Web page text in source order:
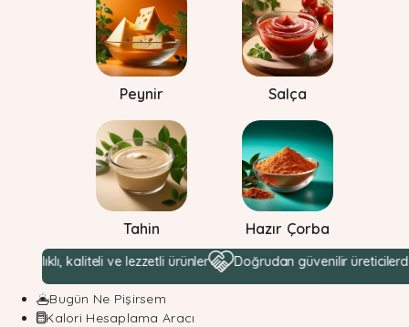
Peynir Salça
Tahin Hazır Çorba
kaliteli ve lezzetli ürünler Doğrudan güvenilir üreticilerden
Bugün Ne Pişirsem
Kalori Hesaplama Aracı